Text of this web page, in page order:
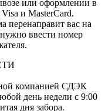
или оформлении в
и MasterCard.
перенаправит вас на
ввести номер
компанией СДЭК
день недели с 9:00
дня забора.